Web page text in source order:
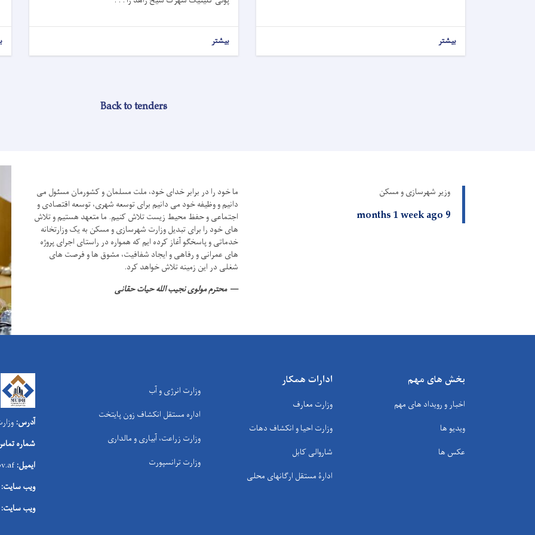
بیشتر بیشتر
Back to tenders
وزیر شهرسازی و مسکن
9 months 1 week ago
ما خود را در برابر خدای خود، ملت مسلمان و کشورمان مسئول می
دانیم و وظیفه خود می دانیم برای توسعه شهری، توسعه اقتصادی و
اجتماعی و حفظ محیط زیست تلاش کنیم. ما متعهد هستیم و تلاش
های خود را برای تبدیل وزارت شهرسازی و مسکن به یک وزارتخانه
خدماتی و پاسخگو آغاز کرده ایم که همواره در راستای اجرای پروژه
های عمرانی و رفاهی و ایجاد شفافیت، مشوق ها و فرصت های
شغلی در این زمینه تلاش خواهد کرد.
محترم مولوی نجیب الله حیات حقانی
بخش های مهم
اخبار و رویداد های مهم
ویدیو ها
عکس ها
ادارات همکار
وزارت معارف
وزارت احیا و انکشاف دهات
شاروالی کابل
ادارۀ مستقل ارگانهای محلی
وزارت انرژی و آب
اداره مستقل انکشاف زون پایتخت
وزارت زراعت، آبیاری و مالداری
وزارت ترانسپورت
آدرس:
شماره
ایمیل:
ویب
ویب سایت: